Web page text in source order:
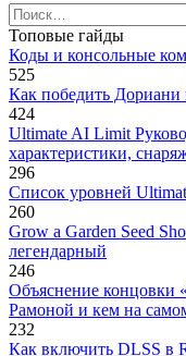
Search
for:
Топовые гайды
Коды и консольные
525
Как победить Дориани
424
Ultimate AI Limit
характеристики,
296
Список уровней
260
Grow a Garden Seed
легендарный
246
Объяснение концовки
Рамоной и кем на
232
Как включить DLSS в